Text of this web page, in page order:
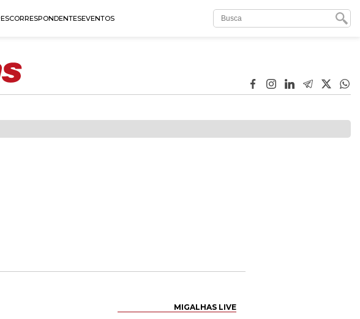
CORRESPONDENTESEVENTOS
MIGALHAS LIVE